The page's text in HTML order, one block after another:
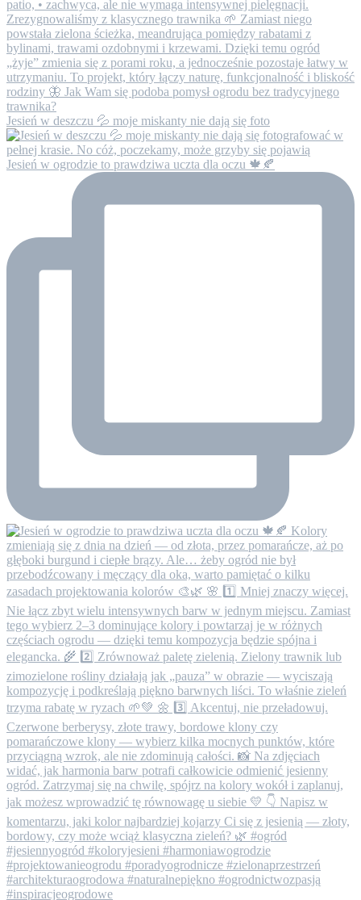
Jesień w deszczu 💦 moje miskanty nie dają się foto
Jesień w ogrodzie to prawdziwa uczta dla oczu 🍁🍂